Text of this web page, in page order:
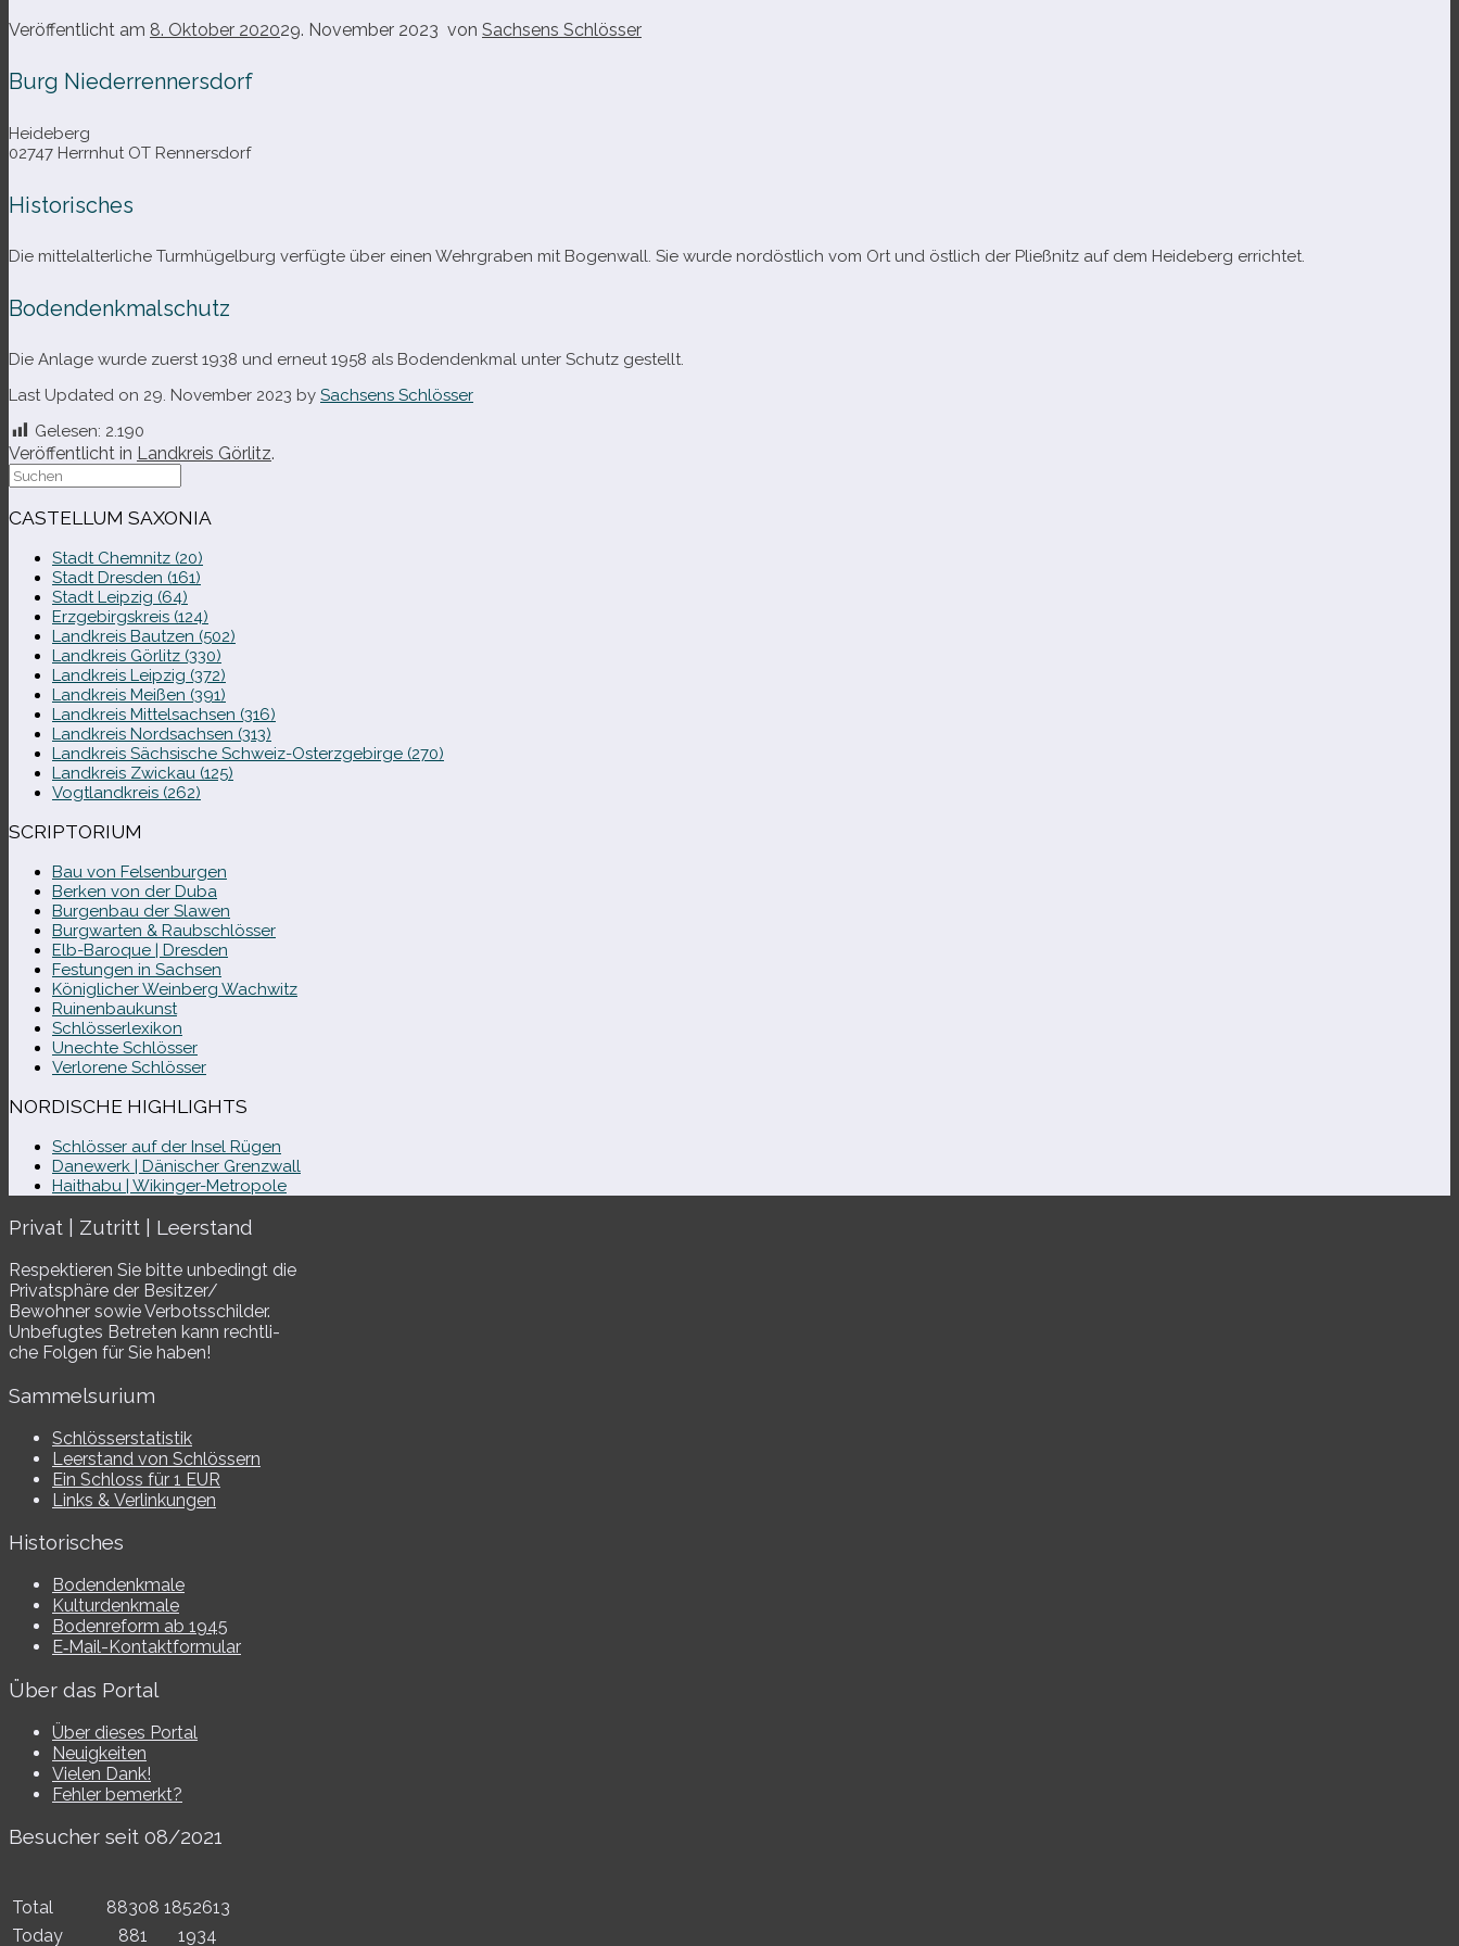
Veröffentlicht am 8. Oktober 202029. November 2023 von Sachsens Schlösser
Burg Niederrennersdorf
Heideberg
02747 Herrnhut OT Rennersdorf
Historisches
Die mit­tel­al­ter­li­che Turmhügelburg ver­fügte über einen Wehrgraben mit Bogenwall. Sie wurde nord­öst­lich vom Ort und öst­lich der Pließnitz auf dem Heideberg errichtet.
Bodendenkmalschutz
Die Anlage wurde zuerst 1938 und erneut 1958 als Bodendenkmal unter Schutz gestellt.
Last Updated on 29. November 2023 by Sachsens Schlösser
Gelesen: 2.190
Veröffentlicht in Landkreis Görlitz.
Suche
nach:
CASTELLUM SAXONIA
Stadt Chemnitz (20)
Stadt Dresden (161)
Stadt Leipzig (64)
Erzgebirgskreis (124)
Landkreis Bautzen (502)
Landkreis Görlitz (330)
Landkreis Leipzig (372)
Landkreis Meißen (391)
Landkreis Mittelsachsen (316)
Landkreis Nordsachsen (313)
Landkreis Sächsische Schweiz-​Osterzgebirge (270)
Landkreis Zwickau (125)
Vogtlandkreis (262)
SCRIPTORIUM
Bau von Felsenburgen
Berken von der Duba
Burgenbau der Slawen
Burgwarten & Raubschlösser
Elb-​Baroque | Dresden
Festungen in Sachsen
Königlicher Weinberg Wachwitz
Ruinenbaukunst
Schlösserlexikon
Unechte Schlösser
Verlorene Schlösser
NORDISCHE HIGHLIGHTS
Schlösser auf der Insel Rügen
Danewerk | Dänischer Grenzwall
Haithabu | Wikinger-Metropole
Privat | Zutritt | Leerstand
Respektieren Sie bitte unbe­dingt die
Privatsphäre der Besitzer/​
Bewohner sowie Verbotsschilder.
Unbefugtes Betreten kann recht­li­
che Folgen für Sie haben!
Sammelsurium
Schlösserstatistik
Leerstand von Schlössern
Ein Schloss für 1 EUR
Links & Verlinkungen
Historisches
Bodendenkmale
Kulturdenkmale
Bodenreform ab 1945
E‑Mail-​​Kontaktformular
Über das Portal
Über dieses Portal
Neuigkeiten
Vielen Dank!
Fehler bemerkt?
Besucher seit 08/​2021
Total 88308 1852613
Today
881 1934